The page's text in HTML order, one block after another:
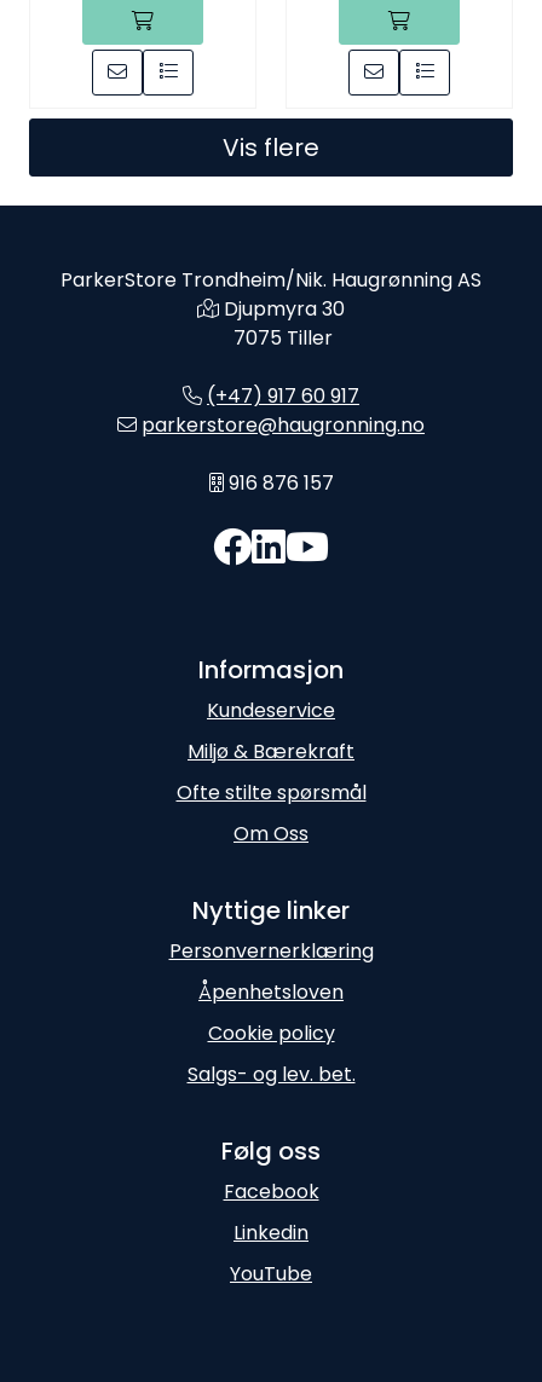
Vis flere
ParkerStore Trondheim/Nik. Haugrønning AS
Djupmyra 30
7075 Tiller
(+47) 917 60 917
parkerstore@haugronning.no
916 876 157
Informasjon
Kundeservice
Miljø & Bærekraft
Ofte stilte spørsmål
Om Oss
Nyttige linker
Personvernerklæring
Åpenhetsloven
Cookie policy
Salgs- og lev. bet.
Følg oss
Facebook
Linkedin
YouTube